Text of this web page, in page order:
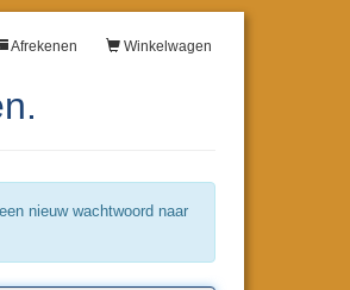
Winkelwagen
Afrekenen
nieuw wachtwoord naar